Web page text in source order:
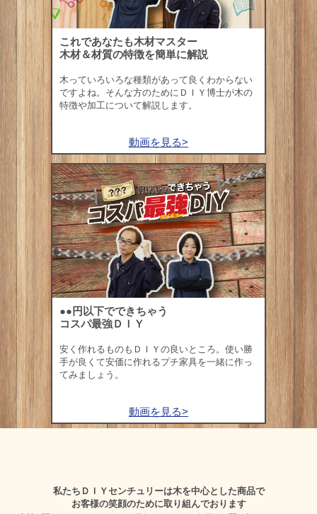
これであなたも木材マスター
木材＆材質の特徴を簡単に解説
木っていろいろな種類があって良くわからない
ですよね。そんな方のためにＤＩＹ博士が木の
特徴や加工について解説します。
動画を見る>
●●円以下でできちゃう
コスパ最強ＤＩＹ
安く作れるものもＤＩＹの良いところ。使い勝
手が良くて安価に作れるプチ家具を一緒に作っ
てみましょう。
動画を見る>
私たちＤＩＹセンチュリーは木を中心とした商品で
お客様の笑顔のために取り組んでおります